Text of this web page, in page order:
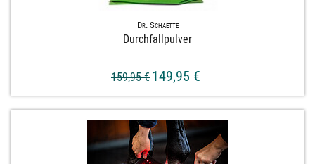
Dr. Schaette
Durchfallpulver
159,95 € 149,95 €